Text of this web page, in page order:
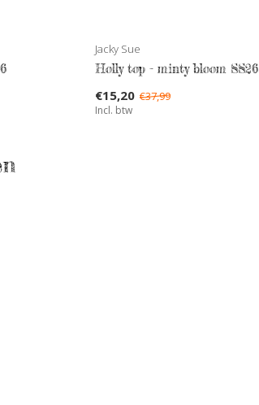
Jacky Sue
Holly top - minty bloom SS26
€15,20 €37,99
Incl. btw